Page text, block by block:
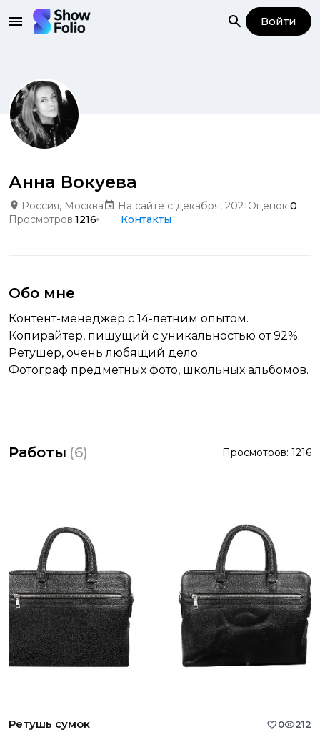
Войти
Анна Вокуева
Россия, Москва На сайте с декабря, 2021Оценок:0
Просмотров:1216 Контакты
Обо мне
Контент-менеджер с 14-летним опытом.
Копирайтер, пишущий с уникальностью от 92%.
Ретушёр, очень любящий дело.
Фотограф предметных фото, школьных альбомов.
Работы (6) Просмотров: 1216
Ретушь сумок 0 212